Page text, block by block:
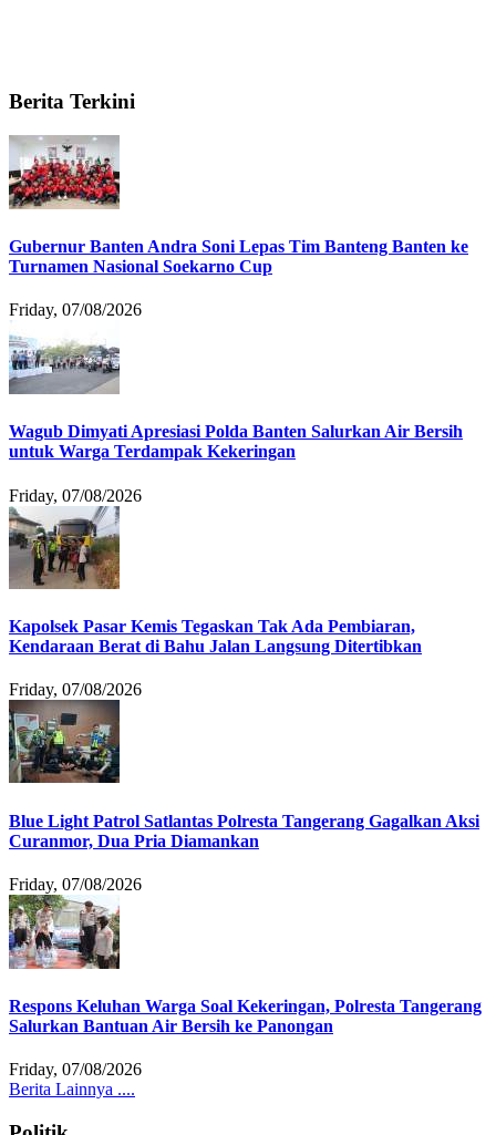
Berita Terkini
Gubernur Banten Andra Soni Lepas Tim Banteng Banten ke
Turnamen Nasional Soekarno Cup
Friday, 07/08/2026
Wagub Dimyati Apresiasi Polda Banten Salurkan Air Bersih
untuk Warga Terdampak Kekeringan
Friday, 07/08/2026
Kapolsek Pasar Kemis Tegaskan Tak Ada Pembiaran,
Kendaraan Berat di Bahu Jalan Langsung Ditertibkan
Friday, 07/08/2026
Blue Light Patrol Satlantas Polresta Tangerang Gagalkan Aksi
Curanmor, Dua Pria Diamankan
Friday, 07/08/2026
Respons Keluhan Warga Soal Kekeringan, Polresta Tangerang
Salurkan Bantuan Air Bersih ke Panongan
Friday, 07/08/2026
Berita Lainnya ....